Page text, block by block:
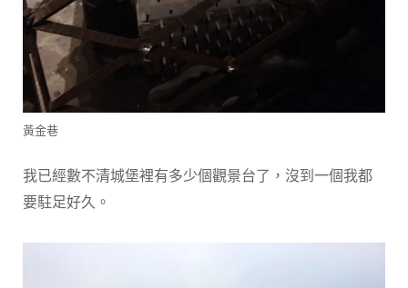
黃金巷
我已經數不清城堡裡有多少個觀景台了，沒到一個我都
要駐足好久。